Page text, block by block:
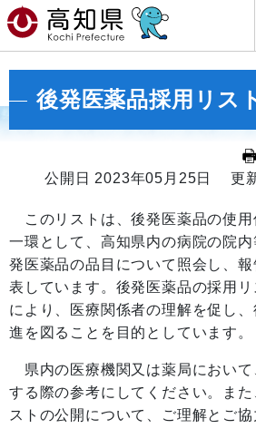
後発医薬品採用リス
公開日 2023年05月25日
更
このリストは、後発医薬品の使用
一環として、高知県内の病院の院
発医薬品の品目について照会し、
表しています。後発医薬品の採用
により、医療関係者の理解を促し
進を図ることを目的としています。
県内の医療機関又は薬局において
する際の参考にしてください。また
ストの公開について、ご理解とご協